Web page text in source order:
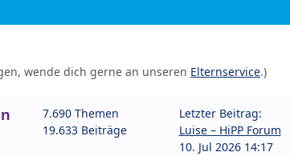
wende dich gerne an unseren Elternservice.)
7.690 Themen
19.633 Beiträge
Letzter Beitrag:
Luise – HiPP Forum
10. Jul 2026 14:17